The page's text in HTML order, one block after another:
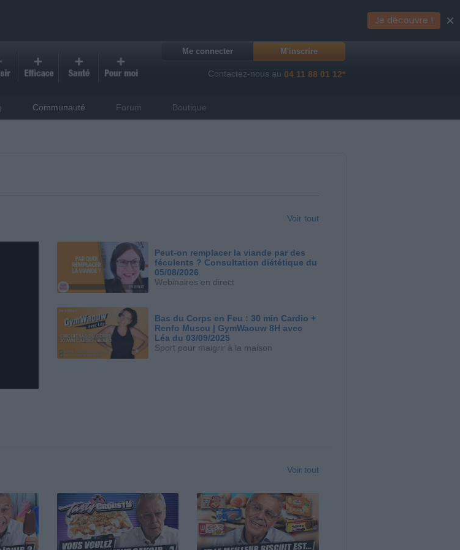
Me connecter M'inscrire
Contactez-nous au 04 11 88 01 12*
Communauté Forum Boutique
Voir tout
Peut-on remplacer la viande par des
féculents ? Consultation diététique du
05/08/2026
Webinaires en direct
Bas du Corps en Feu : 30 min Cardio +
Renfo Muscu | GymWaouw 8H avec
Léa du 03/09/2025
Sport pour maigrir à la maison
Voir tout
Je découvre ! ×